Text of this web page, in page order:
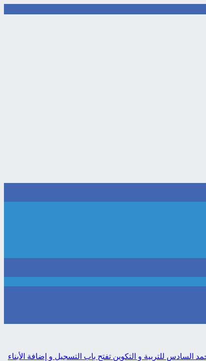
السادس للتربية و التكوين تفتح باب التسجيل و إضافة الأبناء